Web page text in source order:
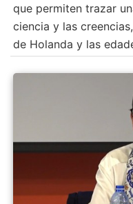
que permiten trazar
ciencia y las
de Holanda y las